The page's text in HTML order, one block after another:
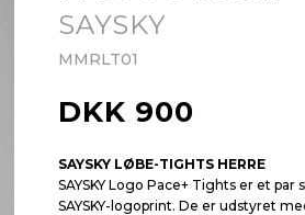
SAYSKY
MMRLT01
DKK 900
SAYSKY LØBE-TIGHTS HERRE
SAYSKY Logo Pace+ Tights er et
SAYSKY-logoprint. De er udstyret